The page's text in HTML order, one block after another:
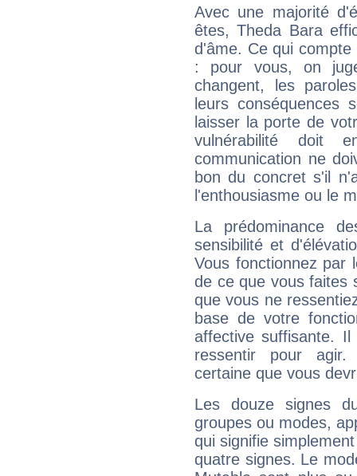
Avec une majorité
êtes, Theda Bara
d'âme. Ce qui
: pour vous, on
changent, les
leurs conséquences
laisser la porte de
vulnérabilité doit
communication ne
bon du concret s'il
l'enthousiasme ou le
La prédominance
sensibilité et
Vous fonctionnez
de ce que vous faites
que vous ne
base de votre
affective suffisante.
ressentir pour agir.
certaine que vous
Les douze signes
groupes ou modes,
qui signifie
quatre signes. Le